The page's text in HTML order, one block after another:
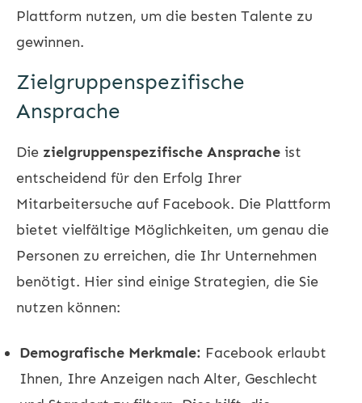
Plattform nutzen, um die besten Talente zu
gewinnen.
Zielgruppenspezifische
Ansprache
Die zielgruppenspezifische Ansprache ist
entscheidend für den Erfolg Ihrer
Mitarbeitersuche auf Facebook. Die Plattform
bietet vielfältige Möglichkeiten, um genau die
Personen zu erreichen, die Ihr Unternehmen
benötigt. Hier sind einige Strategien, die Sie
nutzen können:
Demografische Merkmale: Facebook erlaubt
Ihnen, Ihre Anzeigen nach Alter, Geschlecht